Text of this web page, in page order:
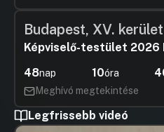
Budapest, XV.
Képviselő-testület 2026
48nap 10óra
Meghívó megtekintése
Legfrissebb videó